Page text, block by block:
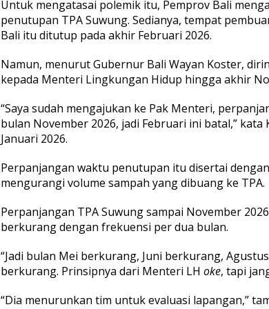
e
n
u
p
a
T
P
A
S
w
u
n
Untuk mengatasai polemik itu, Pemprov Bali
penutupan TPA Suwung. Sedianya, tempat
Bali itu ditutup pada akhir Februari 2026.
Namun, menurut Gubernur Bali Wayan Koster,
kepada Menteri Lingkungan Hidup hingga akhir
“Saya sudah mengajukan ke Pak Menteri,
bulan November 2026, jadi Februari ini batal,” kata
Januari 2026.
Perpanjangan waktu penutupan itu disertai
mengurangi volume sampah yang dibuang ke TPA.
Perpanjangan TPA Suwung sampai November
berkurang dengan frekuensi per dua bulan.
“Jadi bulan Mei berkurang, Juni berkurang,
berkurang. Prinsipnya dari Menteri LH oke, tapi
“Dia menurunkan tim untuk evaluasi lapangan,”